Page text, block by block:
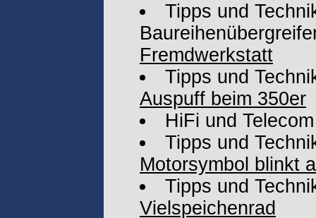
Tipps und
Fremdwerkstatt
Tipps und
Auspuff beim 350er
HiFi und Telecom
Tipps und
Motorsymbol blinkt
Tipps und
Vielspeichenrad